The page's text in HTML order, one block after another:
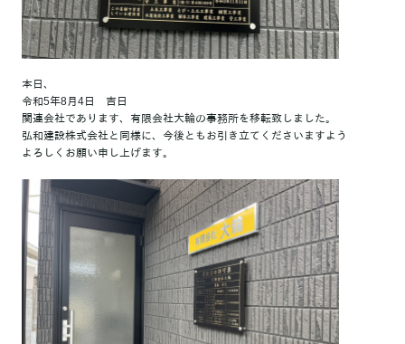
本日、
令和5年8月4日 吉日
関連会社であります、有限会社大輪の事務所を移転致しました。
弘和建設株式会社と同様に、今後ともお引き立てくださいますよう
よろしくお願い申し上げます。